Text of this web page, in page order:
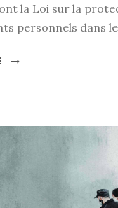
la Loi sur la
personnels dans